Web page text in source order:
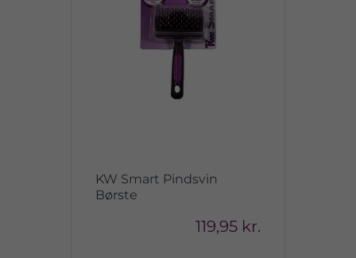
KW Smart Pindsvin
Børste
119,95 kr.